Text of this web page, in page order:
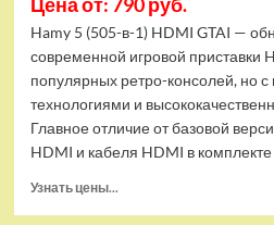
Hamy 5 (505-в-1) HDMI GTAI —
современной игровой приставки
популярных ретро-консолей, но
технологиями и
Главное отличие от базовой
HDMI и кабеля HDMI в комплекте
Узнать цены...